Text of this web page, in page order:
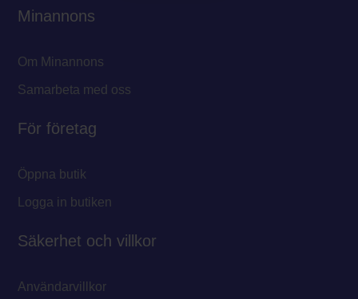
Minannons
Om Minannons
Samarbeta med oss
För företag
Öppna butik
Logga in butiken
Säkerhet och villkor
Användarvillkor